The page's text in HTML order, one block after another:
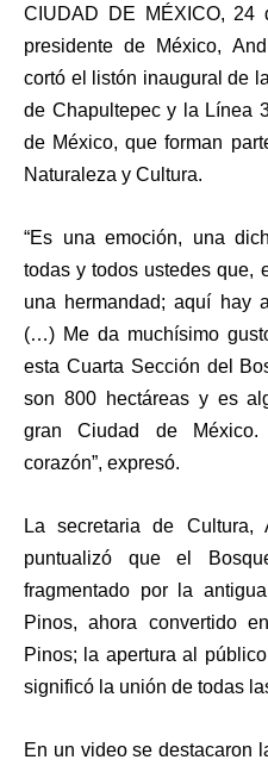
CIUDAD DE MÉXICO, 24
presidente de México,
cortó el listón inaugural de
de Chapultepec y la Línea
de México, que forman
Naturaleza y Cultura.
“Es una emoción, una
todas y todos ustedes que,
una hermandad; aquí hay
(…) Me da muchísimo
esta Cuarta Sección del
son 800 hectáreas y es
gran Ciudad de
corazón”, expresó.
La secretaria de Cultura,
puntualizó que el
fragmentado por la
Pinos, ahora convertido
Pinos; la apertura al
significó la unión de todas
En un video se destacaron